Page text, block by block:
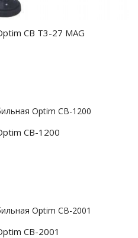
CB T3-27 MAG
CB-1200
CB-2001